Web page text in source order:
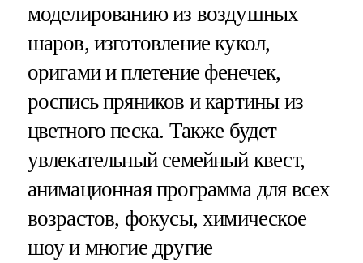
моделированию из воздушных
шаров, изготовление кукол,
оригами и плетение фенечек,
роспись пряников и картины из
цветного песка. Также будет
увлекательный семейный квест,
анимационная программа для всех
возрастов, фокусы, химическое
шоу и многие другие